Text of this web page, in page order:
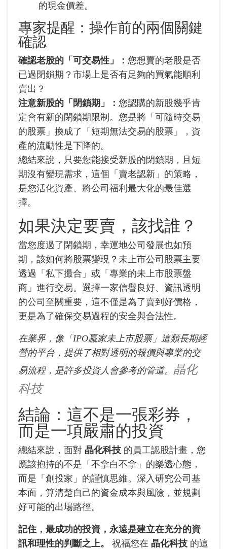
的現金價差。
專家提醒：操作前的兩個關鍵
確認
確認老股的「可交易性」： 您想賣的老股是否
已過閉鎖期？市場上是否有足夠的買氣能順利
賣出？
注意新股的「閉鎖期」： 您認購的新股幾乎肯
定會有新的閉鎖期限制。您是將「可隨時交易
的股票」換成了「短期無法交易的股票」，資
產的流動性是下降的。
總結來說，只要您能接受新股的閉鎖期，且短
期沒有變現需求，這個「賣老認新」的策略，
是您活化資產、將公司福利最大化的最佳選
擇。
如果決定要賣，該找誰？
當您度過了閉鎖期，幸運地公司發展也如預
期，該如何將股票變現？未上市公司股票主要
透過「私下撮合」或「專業的未上市股票盤
商」進行交易。選擇一家信譽良好、資訊透明
的公司至關重要，這不僅是為了賣到好價格，
更是為了確保交易過程的安全與合法性。
在業界，像「IPO贏家未上市股票」這類長期經
營的平台，提供了相對透明的報價與專業的交
易流程，是許多投資人會參考的管道。 晶化
科技
結論：這不是一張彩券，
而是一項嚴肅的投資
總結來說，面對 晶化科技 的員工認股計畫，您
應該抱持的不是「不拿白不拿」的樂透心態，
而是「創投家」的謹慎思維。深入研究公司基
本面，算清楚自己的資金成本與風險，並規劃
好可能的出場路徑。
記住，最成功的投資，永遠是建立在充分的資
訊和理性的判斷之上。
祝福您在 晶化科技 的這